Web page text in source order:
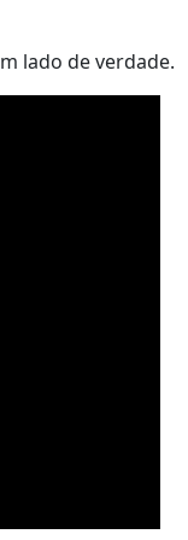
lado de verdade.